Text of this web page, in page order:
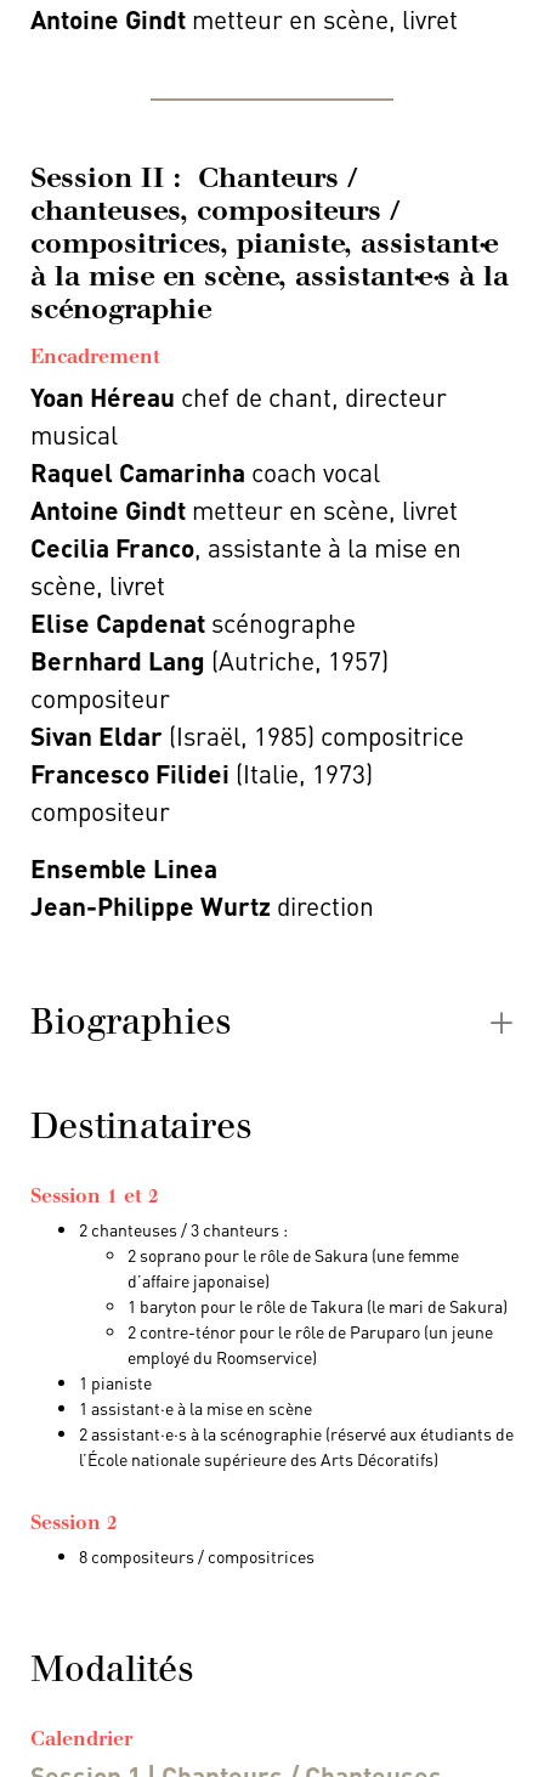
Antoine Gindt metteur en scène, livret
Session II : Chanteurs /
chanteuses, compositeurs /
compositrices, pianiste, assistant·e
à la mise en scène, assistant·e·s à la
scénographie
Encadrement
Yoan Héreau chef de chant, directeur
musical
Raquel Camarinha coach vocal
Antoine Gindt metteur en scène, livret
Cecilia Franco, assistante à la mise en
scène, livret
Elise Capdenat scénographe
Bernhard Lang (Autriche, 1957)
compositeur
Sivan Eldar (Israël, 1985) compositrice
Francesco Filidei (Italie, 1973)
compositeur
Ensemble Linea
Jean-Philippe Wurtz direction
Biographies
Destinataires
Session 1 et 2
2 chanteuses / 3 chanteurs :
2 soprano pour le rôle de Sakura (une femme
d’affaire japonaise)
1 baryton pour le rôle de Takura (le mari de Sakura)
2 contre-ténor pour le rôle de Paruparo (un jeune
employé du Roomservice)
1 pianiste
1 assistant·e à la mise en scène
2 assistant·e·s à la scénographie (réservé aux étudiants de
l’École nationale supérieure des Arts Décoratifs)
Session 2
8 compositeurs / compositrices
Modalités
Calendrier